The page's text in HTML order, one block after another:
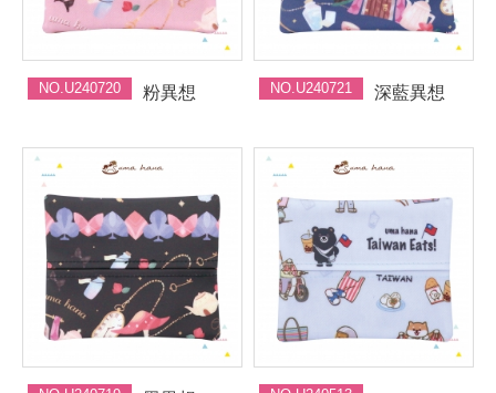
NO.U240720 粉異想 NO.U240721 深藍異想